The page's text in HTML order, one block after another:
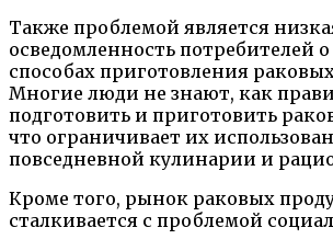
Также проблемой является
осведомленность потребителей
способах приготовления
Многие люди не знают, как
подготовить и приготовить
что ограничивает их
повседневной кулинарии и
Кроме того, рынок раковых
сталкивается с проблемой